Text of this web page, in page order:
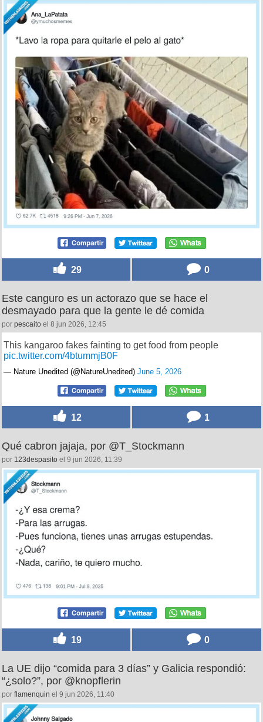
29 0
Este canguro es un actorazo que se hace el
desmayado para que la gente le dé comida
por pescaito el 8 jun 2026, 12:45
This kangaroo fakes fainting to get food from people
pic.twitter.com/4btummjB0F
— Nature Unedited (@NatureUnedited) June 5, 2026
12 1
Qué cabron jajaja, por @T_Stockmann
por 123despasito el 9 jun 2026, 11:39
19 0
La UE dijo “comida para 3 días” y Galicia respondió:
“¿solo?”, por @knopflerin
por flamenquin el 9 jun 2026, 11:40